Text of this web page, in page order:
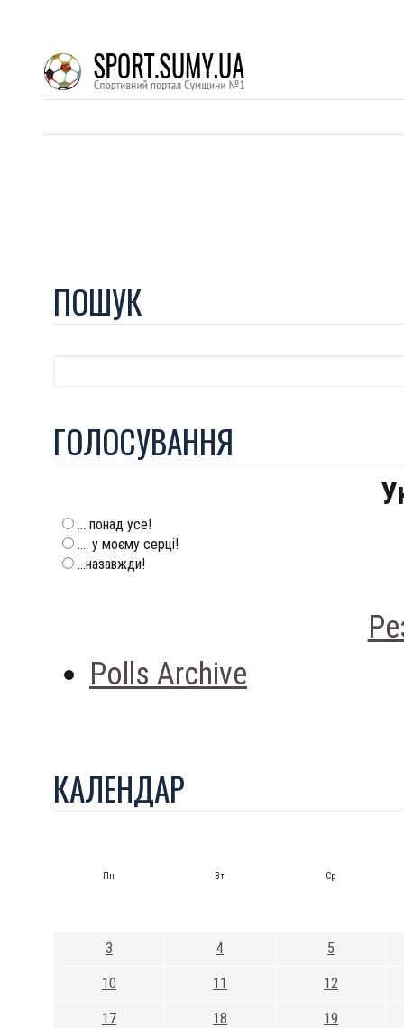
ПОШУК
ГОЛОСУВАННЯ
... понад усе!
.... у моєму серці!
...назавжди!
Polls Archive
КАЛЕНДАР
Пн Вт Ср
3 4 5
10 11 12
17 18 19